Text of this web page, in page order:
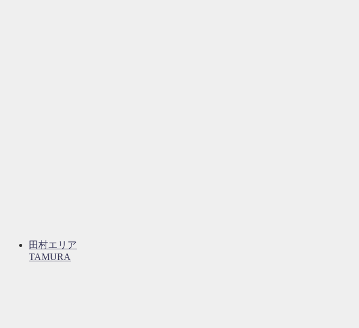
田村エリア
TAMURA